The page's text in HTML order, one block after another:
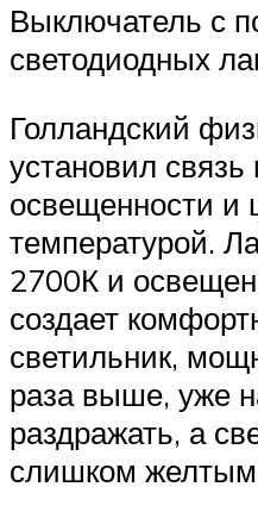
Выключатель с
светодиодных
Голландский
установил
освещенности и
температурой.
2700К и
создает
светильник,
раза выше, уже
раздражать, а
слишком